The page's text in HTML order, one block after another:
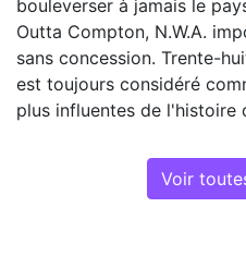
bouleverser à jamais le
Outta Compton, N.W.A.
sans concession. Trente-
est toujours considéré
plus influentes de l'histoire
Voir